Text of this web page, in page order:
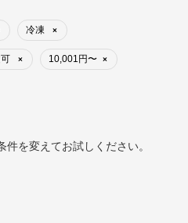
冷凍 ×
× 10,001円〜 ×
を変えてお試しください。